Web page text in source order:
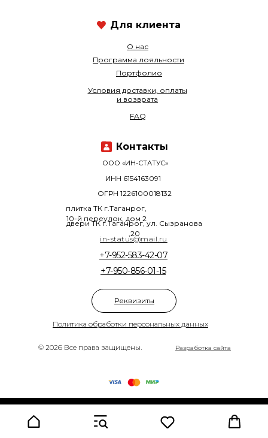
© 2026 Все права защищены.
Политика обработки персональных данных
+7-950-856-01-15
+7-952-583-42-07
О нас
Программа лояльности
Портфолио
ООО «ИН-СТАТУС»
плитка ТК г.Таганрог,
10-й переулок, дом 2
двери ТК г.Таганрог, ул. Сызранова
,20
ОГРН 1226100018132
ИНН 6154163091
Разработка сайта
Условия доставки, оплаты
и возврата
FAQ
in-status@mail.ru
Контакты
Для клиента
Реквизиты
Made on Tilda